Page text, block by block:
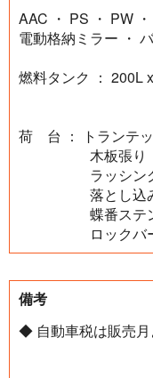
AAC ・ PS ・ PW
電動格納ミラー ・
燃料タンク ： 200L
荷 台 ： トランテ
木板張り
ラッシング
落とし込み
蝶番ステン
ロックバー
備考
◆ 自動車税は販売月